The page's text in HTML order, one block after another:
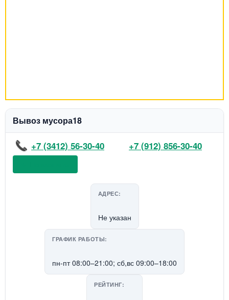
Вывоз мусора18
+7 (3412) 56-30-40 +7 (912) 856-30-40
АДРЕС:
Не указан
ГРАФИК РАБОТЫ:
пн-пт 08:00–21:00; сб,вс 09:00–18:00
РЕЙТИНГ: